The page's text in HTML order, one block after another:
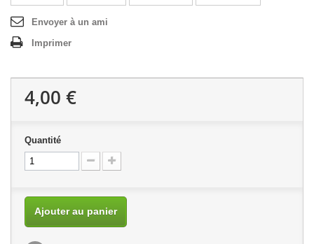
Envoyer à un ami
Imprimer
4,00 €
Quantité
Ajouter au panier